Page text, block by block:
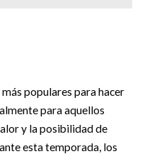
más populares para hacer
para aquellos
y la posibilidad de
esta temporada, los